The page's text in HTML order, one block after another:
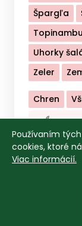
Špargľa
Uhorky
Zeler
Chren
Baza
Černice
Používaním
cookies, ktoré
Viac informácií.